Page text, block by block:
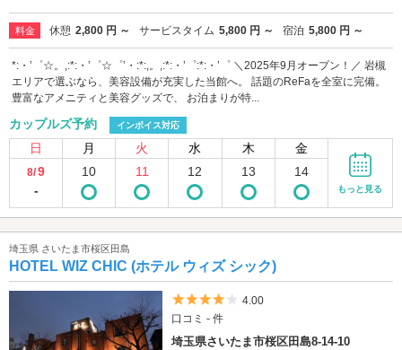
料金 休憩 2,800 円 ～ サービスタイム 5,800 円 ～ 宿泊 5,800 円 ～
*:・’゜☆。,:*:・’゜☆゜’・:*:,。,:*:・’゜:*:・’゜ ＼2025年9月オープン！／ 岩槻
エリアで選ぶなら、美容設備が充実した当館へ。 話題のReFaを全室に完備。
豊富なアメニティと美容グッズで、 お泊まりが特...
カップルズ予約 インボイス対応
日 月 火 水 木 金
8/9
-
10 11 12 13 14
もっと見る
埼玉県 さいたま市桜区田島
HOTEL WIZ CHIC (ホテル ウィズ シック)
5つ星のうち4
4.00
口コミ - 件
埼玉県さいたま市桜区田島8-14-10